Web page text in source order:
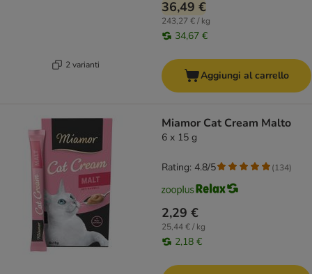
2 varianti
36,49 €
243,27 € / kg
34,67 €
Aggiungi al carrello
Miamor Cat Cream Malto
6 x 15 g
2,29 €
25,44 € / kg
2,18 €
Rating: 4.8/5 (134)